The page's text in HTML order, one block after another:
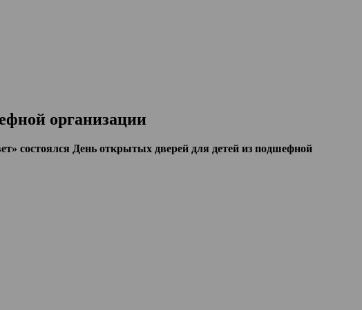
организации
состоялся День открытых дверей для детей из подшефной